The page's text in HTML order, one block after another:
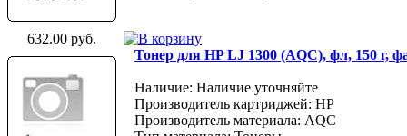
632.00 руб.
Тонер для HP LJ 1300 (AQC), фл, 150 г,
Наличие: Наличие уточняйте
Производитель картриджей: HP
Производитель материала: AQC